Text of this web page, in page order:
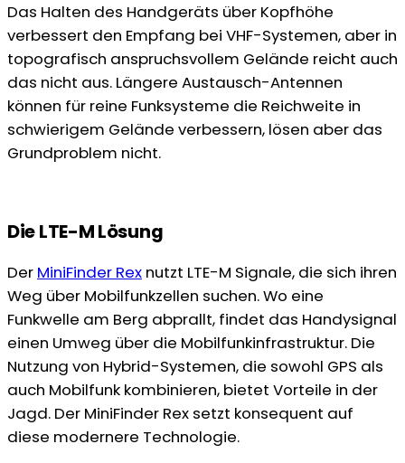
Das Halten des Handgeräts über Kopfhöhe
verbessert den Empfang bei VHF-Systemen, aber in
topografisch anspruchsvollem Gelände reicht auch
das nicht aus. Längere Austausch-Antennen
können für reine Funksysteme die Reichweite in
schwierigem Gelände verbessern, lösen aber das
Grundproblem nicht.
Die LTE-M Lösung
Der MiniFinder Rex nutzt LTE-M Signale, die sich ihren
Weg über Mobilfunkzellen suchen. Wo eine
Funkwelle am Berg abprallt, findet das Handysignal
einen Umweg über die Mobilfunkinfrastruktur. Die
Nutzung von Hybrid-Systemen, die sowohl GPS als
auch Mobilfunk kombinieren, bietet Vorteile in der
Jagd. Der MiniFinder Rex setzt konsequent auf
diese modernere Technologie.